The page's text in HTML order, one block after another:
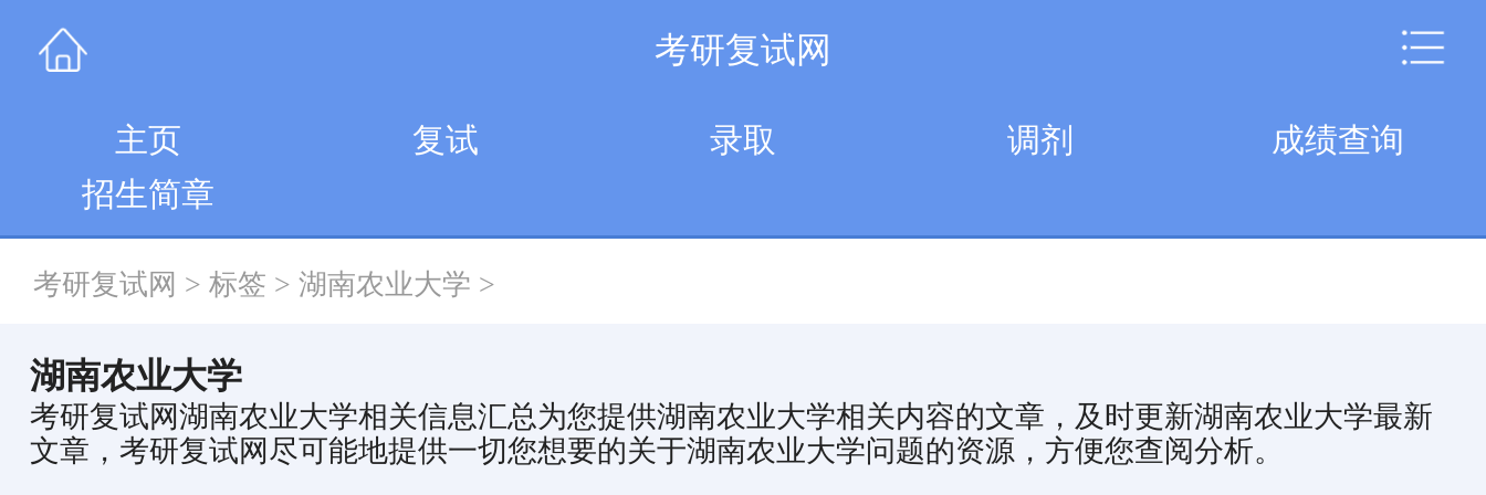
考研复试网
主页 复试 录取 调剂
成绩查询
招生简章
考研复试网 > 标签 > 湖南农业大学 >
湖南农业大学
考研复试网湖南农业大学相关信息汇总为您提供湖南农业大学相关内容的文章，及时更新湖南农业大学最新
文章，考研复试网尽可能地提供一切您想要的关于湖南农业大学问题的资源，方便您查阅分析。